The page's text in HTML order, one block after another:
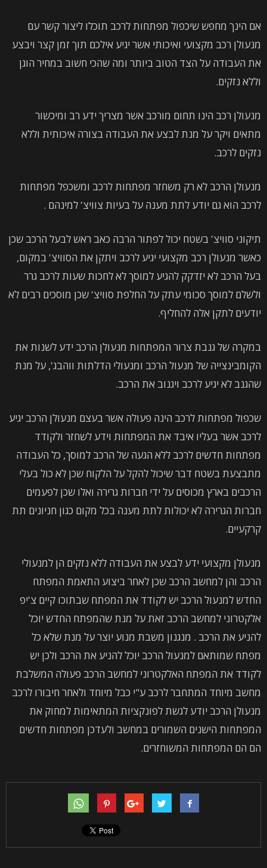
אם הינך מחפש שיכפול מפתחות לרכב תוכלו ליצור קשר עם
מנעולן רכב מקצועי ואיכותי אשר יגיע אילכם תוך זמן קצר ויבצע
את העבודה על הצד הטוב ביותר ומה שהכי חשוב במחיר הוגן
וללא נזקים.
מנעולן רכב הינו תחום מורכב אשר מצריך ידע רב ומיכשור
מתאים ויקר על מנת לבצע את העבודה בצורה איכותית וללא
נזקים לרכב.
מנעולן הרכב לא רק משחזר מפתחות לרכב ומשכפל מפתחות
לרכב הוא גם יודע לתת מענה על בעיות צוויצ' למינהם .
תיקוני סוויצ' בשטח יכול לפתור הרבה כאב ראש לבעל הרכב שכן
כאשר מנעולן רכב מקצועי יגיע לרכב ויתקן את הסוויצ' במקום,
בעל הרכב לא יזדקק להגיע למוסך לא לחכות שעות לרכב גרר
ולשלם למוסך סכומי עתק על החלפת סוויצ' שכן מוסכים רבים לא
יודעים לתקן אלה להחליף.
במקרה של גנבת צרור המפתחות מנעולן הרכב ידע לשנות את
הקומבינצייה של מנעול הרכב ומנעולי הדלתות ווהבג', על מנת
שהגנב לא יגיע לרכב ויגנוב את הרכב.
שכפול מפתחות לרכב הינה פעולה אשר בעצם מנעולן הרכב יגיע
לרכב אשר בעליו איבד את המפתחות וידע לשחזר ולקודד
מפתחות חדשים לרכב ללא הגעה של הרכב למוסך, כל העבודה
מתבצעת בשטח דבר שיכול להקל על הלקוח שכן לא כול בעלי
הרכבים בארץ מכוסים על ידי חברות גרירה ואלו שכן לפעמים
חברות הגרירה לא יכולות לתת מענה בכל מקום כגון חניונים תת
קרקעיים.
מנעולן מקצועי ידע לבצע את העבודה ללא נזקים הן למנעולי
הרכב והן למחשב הרכב שכן לאחר ביצוע התאמת המפתח
החדש למנעול הרכב יש לקודד את המפתח שבתוכו קיים צ'יפ
אלקטרוני למחשב הרכב זאת על מנת שהמפתח החדש יוכל
להניע את הרכב . מנגנון משבת מנוע יוצר על מנת שלא כל
מפתח שמותאם למנעול הרכב יוכל להניע את הרכב ולכן יש
לקודד את המפתח האלקטרוני למחשב הרכב פעולה המשלבת
מחשב מיוחד המתחבר לרכב ע"י כבל מיוחד ולאחר חיבורו לרכב
מנעולן הרכב יודע לגשת לפונקציות המתאימות למחוק את
המפתחות הישנים השמורים במחשב ולעדכן מפתחות חדשים
הם הם המפתחות המשוחזרים.